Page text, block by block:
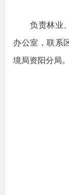
负责林业、
办公室，联系
境局资阳分局。